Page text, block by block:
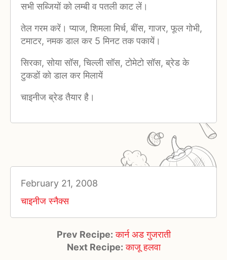
सभी सब्जियों को लम्बी व पतली काट लें।
तेल गरम करें। प्याज, शिमला मिर्च, बींस, गाजर, फूल गोभी,
टमाटर, नमक डाल कर 5 मिनट तक पकायें।
सिरका, सोया सॉस, चिल्ली सॉस, टोमेटो सॉस, ब्रेड के
टुकडों को डाल कर मिलायें
चाइनीज ब्रेड तैयार है।
February 21, 2008
चाइनीज स्नैक्स
Prev Recipe: कार्न अड गुजराती
Next Recipe: काजू हलवा